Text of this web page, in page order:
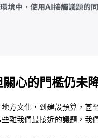
境中，使用AI接觸議題的
心的門檻仍未
方文化，到建設預算，
離我們最接近的議題，我